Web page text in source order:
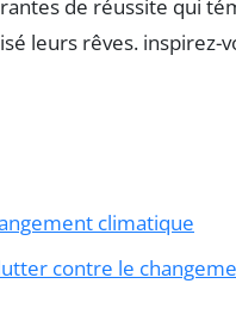
climatique
contre le